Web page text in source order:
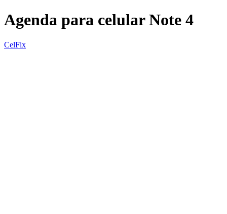
Agenda para celular Note 4
CelFix